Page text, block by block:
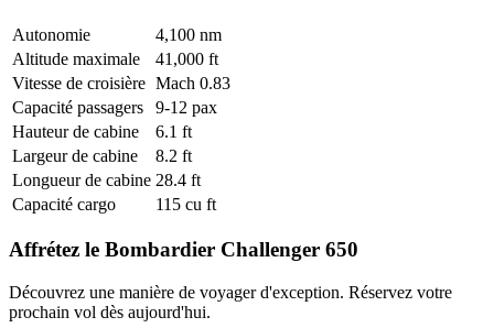
Autonomie
4,100 nm
Altitude maximale
41,000 ft
Vitesse de croisière Mach 0.83
Capacité passagers
9-12 pax
Hauteur de cabine
6.1 ft
Largeur de cabine
8.2 ft
Longueur de cabine 28.4 ft
Capacité cargo
115 cu ft
Affrétez le Bombardier Challenger 650
Découvrez une manière de voyager d'exception. Réservez votre
prochain vol dès aujourd'hui.